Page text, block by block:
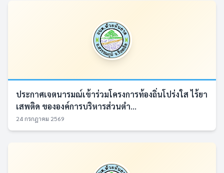
ประกาศเจตนารมณ์เข้าร่วมโครงการท้องถิ่นโปร่งใส ไร้ยา
เสพติด ขององค์การบริหารส่วนตำ...
24 กรกฎาคม 2569